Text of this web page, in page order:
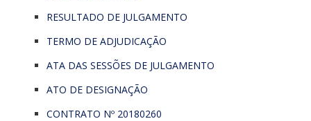
RESULTADO DE JULGAMENTO
TERMO DE ADJUDICAÇÃO
ATA DAS SESSÕES DE JULGAMENTO
ATO DE DESIGNAÇÃO
CONTRATO Nº 20180260